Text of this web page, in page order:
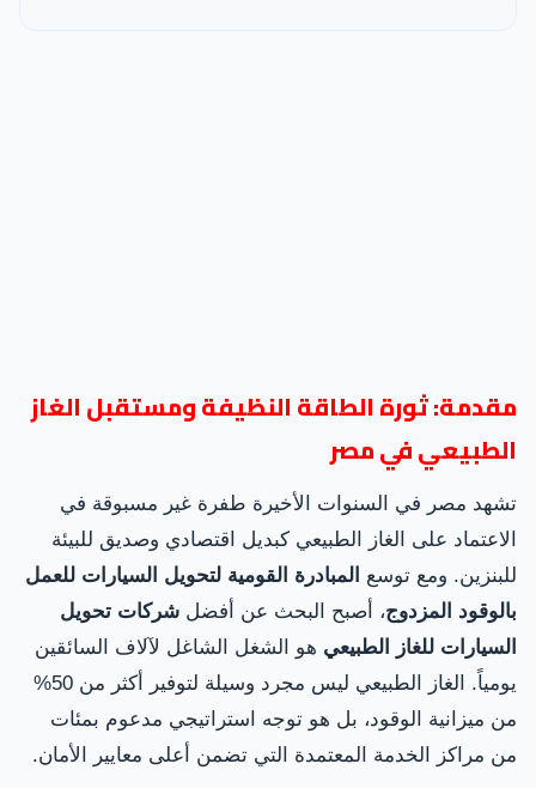
مقدمة: ثورة الطاقة النظيفة ومستقبل الغاز
الطبيعي في مصر
تشهد مصر في السنوات الأخيرة طفرة غير مسبوقة في
الاعتماد على الغاز الطبيعي كبديل اقتصادي وصديق للبيئة
للبنزين. ومع توسع المبادرة القومية لتحويل السيارات للعمل
بالوقود المزدوج، أصبح البحث عن أفضل شركات تحويل
السيارات للغاز الطبيعي هو الشغل الشاغل لآلاف السائقين
يومياً. الغاز الطبيعي ليس مجرد وسيلة لتوفير أكثر من 50%
من ميزانية الوقود، بل هو توجه استراتيجي مدعوم بمئات
من مراكز الخدمة المعتمدة التي تضمن أعلى معايير الأمان.